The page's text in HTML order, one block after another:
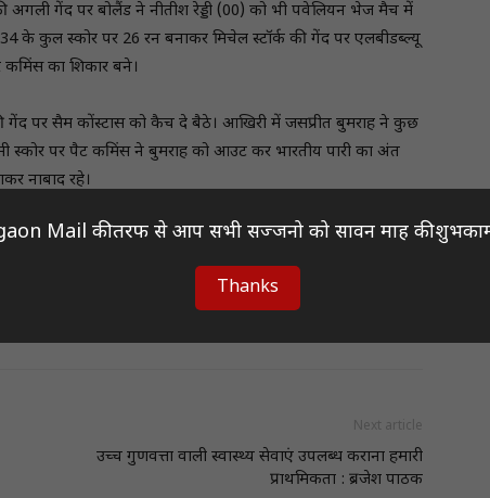
अगली गेंद पर बोलैंड ने नीतीश रेड्डी (00) को भी पवेलियन भेज मैच में
के कुल स्कोर पर 26 रन बनाकर मिचेल स्टॉर्क की गेंद पर एलबीडब्ल्यू
का शिकार बने।
गेंद पर सैम कोंस्टास को कैच दे बैठे। आखिरी में जसप्रीत बुमराह ने कुछ
पर पैट कमिंस ने बुमराह को आउट कर भारतीय पारी का अंत
नाबाद रहे।
Next article
उच्च गुणवत्ता वाली स्वास्थ्य सेवाएं उपलब्ध कराना हमारी
प्राथमिकता : ब्रजेश पाठक
Mail की तरफ से आप सभी सज्जनो को सावन माह की
Thanks